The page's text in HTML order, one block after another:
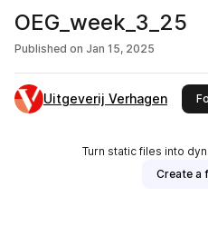
OEG_week_3_25
Published on Jan 15, 2025
Uitgeverij Verhagen
Turn static files into
Create a